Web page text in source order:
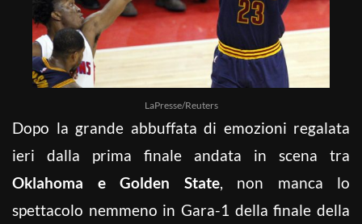
LaPresse/Reuters
Dopo la grande abbuffata di emozioni regalata
ieri dalla prima finale andata in scena tra
Oklahoma e Golden State, non manca lo
spettacolo nemmeno in Gara-1 della finale della